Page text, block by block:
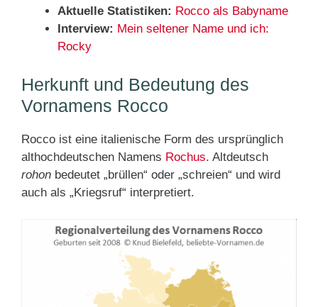
Aktuelle Statistiken: Rocco als Babyname
Interview: Mein seltener Name und ich:
Rocky
Herkunft und Bedeutung des
Vornamens Rocco
Rocco ist eine italienische Form des ursprünglich
althochdeutschen Namens Rochus. Altdeutsch
rohon bedeutet „brüllen“ oder „schreien“ und wird
auch als „Kriegsruf“ interpretiert.